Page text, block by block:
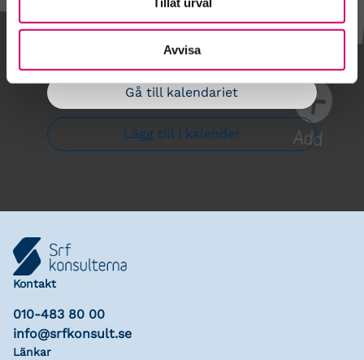
Avvisa
Gå till kalendariet
Lägg till i kalender
Kontakt
010-483 80 00
info@srfkonsult.se
Länkar